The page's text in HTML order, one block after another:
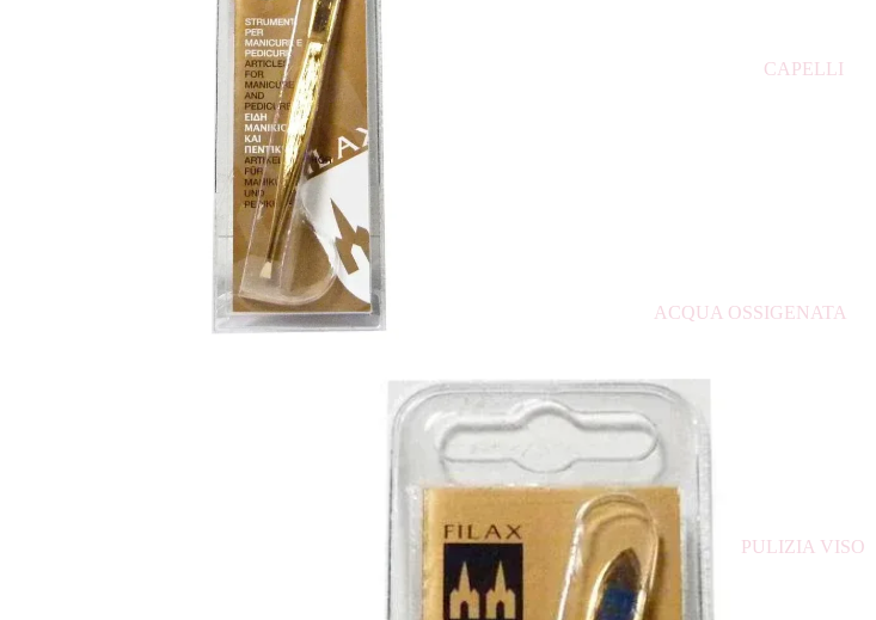
PROFUMI DONNA
CAPELLI
ACQUA OSSIGENATA
BALSAMO PER CAPELLI
CERA PER CAPELLI
CREME PER CAPELLI
DECOLORANTE CAPELLI
FIALE ANTICADUTA
GELATINA PER CAPELLI
PULIZIA VISO